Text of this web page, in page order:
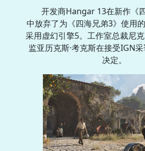
开发商Hangar 13在新作《
中放弃了为《四海兄弟3》使用
采用虚幻引擎5。工作室总裁尼
监亚历克斯·考克斯在接受IGN
决定。